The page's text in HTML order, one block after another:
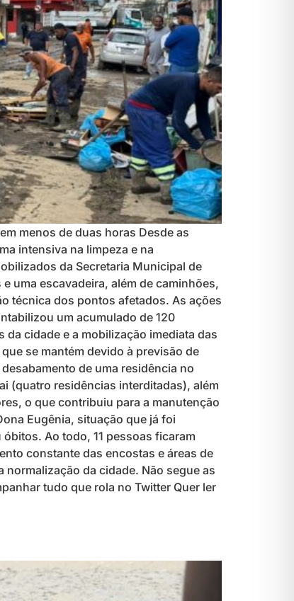
menos de duas horas Desde as
intensiva na limpeza e na
da Secretaria Municipal de
uma escavadeira, além de caminhões,
técnica dos pontos afetados. As ações
um acumulado de 120
cidade e a mobilização imediata das
se mantém devido à previsão de
de uma residência no
(quatro residências interditadas), além
o que contribuiu para a manutenção
Eugênia, situação que já foi
Ao todo, 11 pessoas ficaram
constante das encostas e áreas de
da cidade. Não segue as
tudo que rola no Twitter Quer ler